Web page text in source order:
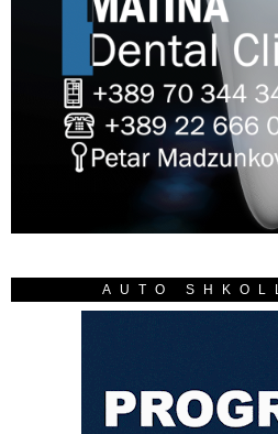
AUTO